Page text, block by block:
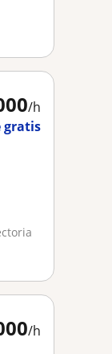
/h
gratis
/h